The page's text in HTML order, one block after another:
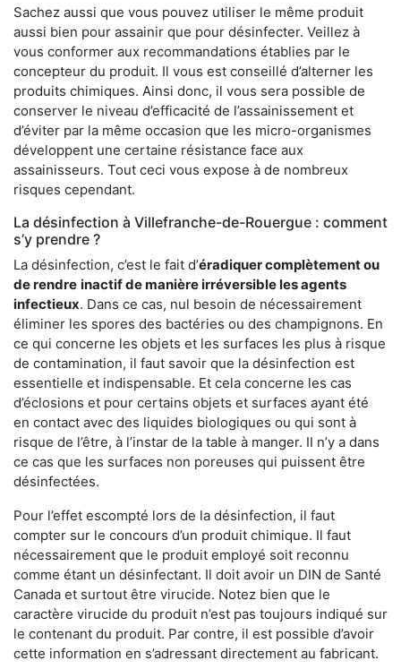
Sachez aussi que vous pouvez utiliser le même produit
aussi bien pour assainir que pour désinfecter. Veillez à
vous conformer aux recommandations établies par le
concepteur du produit. Il vous est conseillé d’alterner les
produits chimiques. Ainsi donc, il vous sera possible de
conserver le niveau d’efficacité de l’assainissement et
d’éviter par la même occasion que les micro-organismes
développent une certaine résistance face aux
assainisseurs. Tout ceci vous expose à de nombreux
risques cependant.
La désinfection à Villefranche-de-Rouergue : comment
s’y prendre ?
La désinfection, c’est le fait d’éradiquer complètement ou
de rendre inactif de manière irréversible les agents
infectieux. Dans ce cas, nul besoin de nécessairement
éliminer les spores des bactéries ou des champignons. En
ce qui concerne les objets et les surfaces les plus à risque
de contamination, il faut savoir que la désinfection est
essentielle et indispensable. Et cela concerne les cas
d’éclosions et pour certains objets et surfaces ayant été
en contact avec des liquides biologiques ou qui sont à
risque de l’être, à l’instar de la table à manger. II n’y a dans
ce cas que les surfaces non poreuses qui puissent être
désinfectées.
Pour l’effet escompté lors de la désinfection, il faut
compter sur le concours d’un produit chimique. Il faut
nécessairement que le produit employé soit reconnu
comme étant un désinfectant. Il doit avoir un DIN de Santé
Canada et surtout être virucide. Notez bien que le
caractère virucide du produit n’est pas toujours indiqué sur
le contenant du produit. Par contre, il est possible d’avoir
cette information en s’adressant directement au fabricant.